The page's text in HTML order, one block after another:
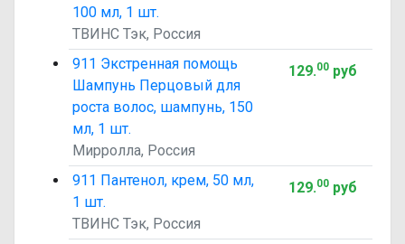
100 мл, 1 шт.
ТВИНС Тэк, Россия
911 Экстренная помощь
Шампунь Перцовый для
роста волос, шампунь, 150
мл, 1 шт.
Мирролла, Россия
129.00руб
911 Пантенол, крем, 50 мл,
1 шт.
ТВИНС Тэк, Россия
129.00руб